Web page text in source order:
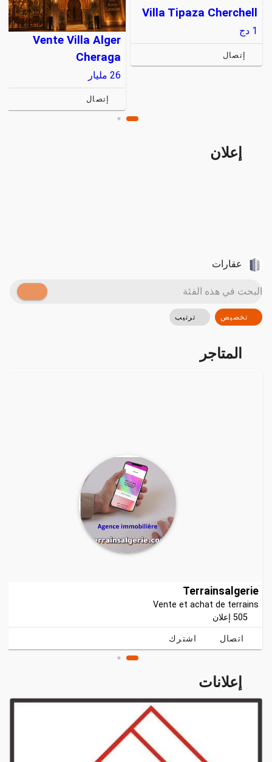
Villa Tipaza Cherchell
1 دج
إتصال
Vente Villa Alger
Cheraga
26 مليار
إتصال
إعلان
عقارات
تخصيص ترتيب
المتاجر
Terrainsalgerie
Vente et achat de terrains
505 إعلان
اتصال اشترك
إعلانات